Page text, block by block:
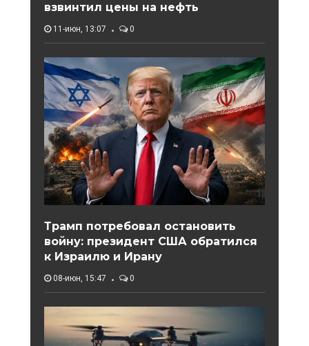
взвинтил цены на нефть
11-июн, 13:07 0
Трамп потребовал остановить
войну: президент США обратился
к Израилю и Ирану
08-июн, 15:47 0